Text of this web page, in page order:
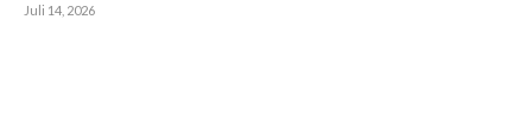
Juli 14, 2026